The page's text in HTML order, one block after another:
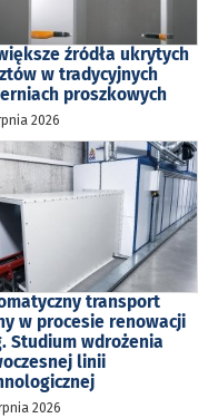
źródła ukrytych
w tradycyjnych
proszkowych
2026
transport
w procesie renowacji
Studium wdrożenia
linii
2026